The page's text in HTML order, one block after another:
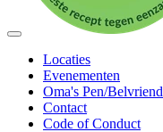
Locaties
Evenementen
Oma's Pen/Belvriend
Contact
Code of Conduct